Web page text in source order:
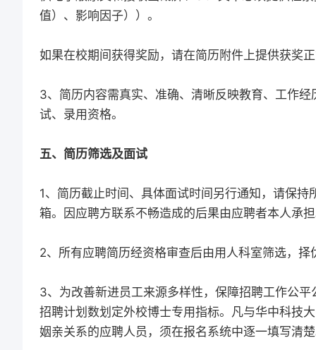
值）、影响因子））。
如果在校期间获得奖励，请在简历附件上提供获奖
3、简历内容需真实、准确、清晰反映教育、工作
试、录用资格。
五、简历筛选及面试
1、简历截止时间、具体面试时间另行通知，请保
箱。因应聘方联系不畅造成的后果由应聘者本人承
2、所有应聘简历经资格审查后由用人科室筛选，择
3、为改善新进员工来源多样性，保障招聘工作公
招聘计划数划定外校博士专用指标。凡与华中科技
姻亲关系的应聘人员，须在报名系统中逐一填写清